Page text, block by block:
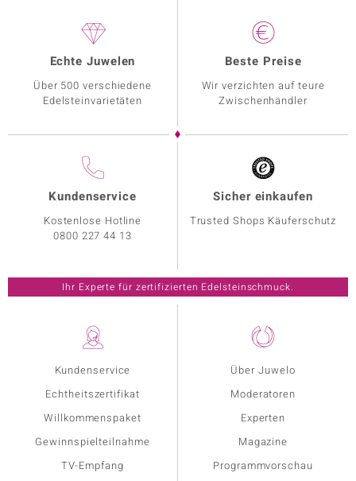
Kundenservice
Echtheitszertifikat
Willkommenspaket
Gewinnspielteilnahme
TV-Empfang
Über Juwelo
Moderatoren
Experten
Magazine
Programmvorschau
Echte Juwelen
Über 500 verschiedene
Edelsteinvarietäten
Beste Preise
Wir verzichten auf teure
Zwischenhändler
Kundenservice
Kostenlose Hotline
0800 227 44 13
Sicher einkaufen
Trusted Shops Käuferschutz
Ihr Experte für zertifizierten Edelsteinschmuck.